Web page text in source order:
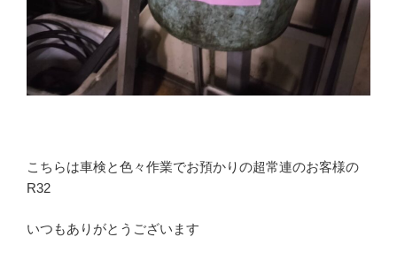
こちらは車検と色々作業でお預かりの超常連のお客様の
R32
いつもありがとうございます